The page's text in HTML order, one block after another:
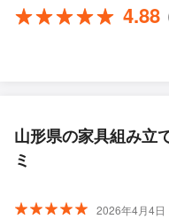
4.88
山形県の家具組み立
ミ
2026年4月4日